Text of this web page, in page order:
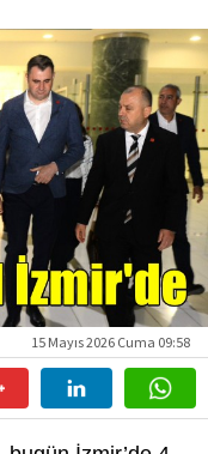
15 Mayıs 2026 Cuma 09:58